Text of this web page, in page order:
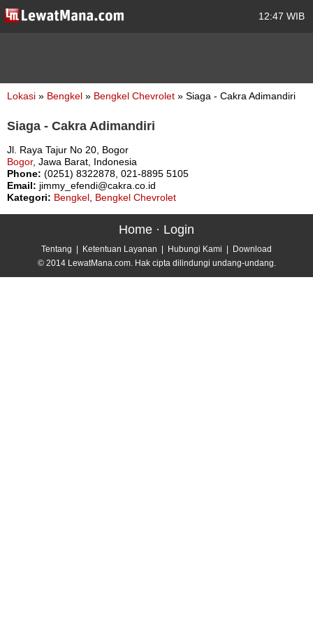
12:47 WIB
Lokasi » Bengkel » Bengkel Chevrolet » Siaga - Cakra Adimandiri
Siaga - Cakra Adimandiri
Jl. Raya Tajur No 20, Bogor
Bogor, Jawa Barat, Indonesia
Phone: (0251) 8322878, 021-8895 5105
Email: jimmy_efendi@cakra.co.id
Kategori: Bengkel Bengkel Chevrolet
Home · Login
Tentang Ketentuan Layanan Hubungi Kami
Download
© 2014 LewatMana.com. Hak cipta dilindungi undang-undang.